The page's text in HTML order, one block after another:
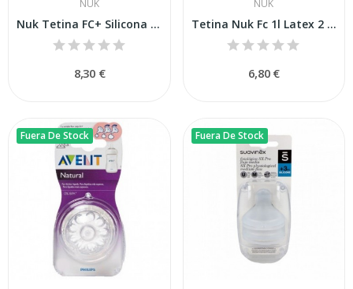
NUK
Nuk Tetina FC+ Silicona 6-18m Talla M
8,30 €
NUK
Tetina Nuk Fc 1l Latex 2 Uds Alimen
6,80 €
Fuera De Stock Fuera De Stock